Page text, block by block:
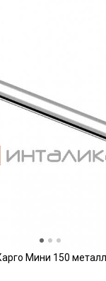
Мини 150